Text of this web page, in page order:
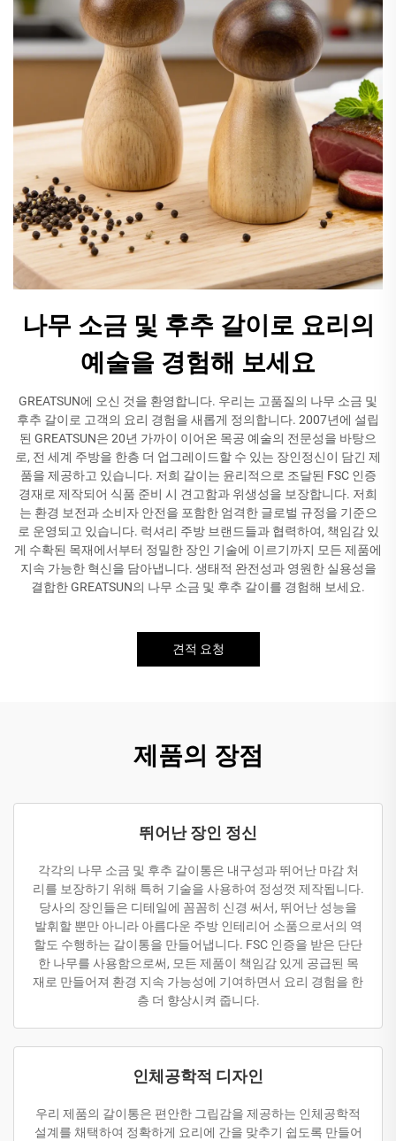
나무 소금 및 후추 갈이로 요리의
예술을 경험해 보세요
GREATSUN에 오신 것을 환영합니다. 우리는 고품질의 나무 소금 및
후추 갈이로 고객의 요리 경험을 새롭게 정의합니다. 2007년에 설립
된 GREATSUN은 20년 가까이 이어온 목공 예술의 전문성을 바탕으
로, 전 세계 주방을 한층 더 업그레이드할 수 있는 장인정신이 담긴 제
품을 제공하고 있습니다. 저희 갈이는 윤리적으로 조달된 FSC 인증
경재로 제작되어 식품 준비 시 견고함과 위생성을 보장합니다. 저희
는 환경 보전과 소비자 안전을 포함한 엄격한 글로벌 규정을 기준으
로 운영되고 있습니다. 럭셔리 주방 브랜드들과 협력하여, 책임감 있
게 수확된 목재에서부터 정밀한 장인 기술에 이르기까지 모든 제품에
지속 가능한 혁신을 담아냅니다. 생태적 완전성과 영원한 실용성을
결합한 GREATSUN의 나무 소금 및 후추 갈이를 경험해 보세요.
견적 요청
제품의 장점
뛰어난 장인 정신
각각의 나무 소금 및 후추 갈이통은 내구성과 뛰어난 마감 처
리를 보장하기 위해 특허 기술을 사용하여 정성껏 제작됩니다.
당사의 장인들은 디테일에 꼼꼼히 신경 써서, 뛰어난 성능을
발휘할 뿐만 아니라 아름다운 주방 인테리어 소품으로서의 역
할도 수행하는 갈이통을 만들어냅니다. FSC 인증을 받은 단단
한 나무를 사용함으로써, 모든 제품이 책임감 있게 공급된 목
재로 만들어져 환경 지속 가능성에 기여하면서 요리 경험을 한
층 더 향상시켜 줍니다.
인체공학적 디자인
우리 제품의 갈이통은 편안한 그립감을 제공하는 인체공학적
설계를 채택하여 정확하게 요리에 간을 맞추기 쉽도록 만들어